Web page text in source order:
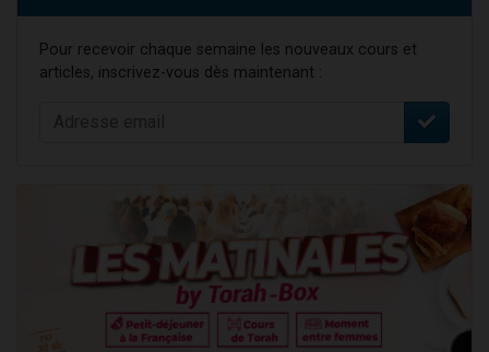
Pour recevoir chaque semaine les nouveaux cours et
articles, inscrivez-vous dès maintenant :